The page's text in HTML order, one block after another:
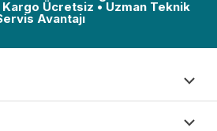
Ücretsiz • Uzman Teknik
Avantajı